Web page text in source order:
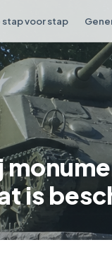
stap voor stap
is